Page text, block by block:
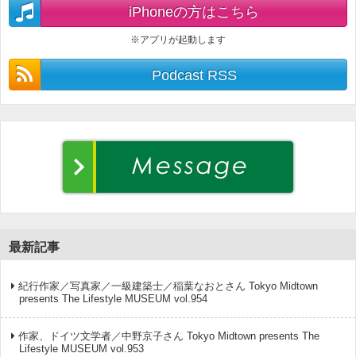
iPhoneの方はこちら
※アプリが起動します
Podcast RSS
最新記事
紀行作家／写真家／一級建築士／稲葉なおとさん Tokyo Midtown
presents The Lifestyle MUSEUM vol.954
作家、ドイツ文学者／中野京子さん Tokyo Midtown presents The
Lifestyle MUSEUM vol.953